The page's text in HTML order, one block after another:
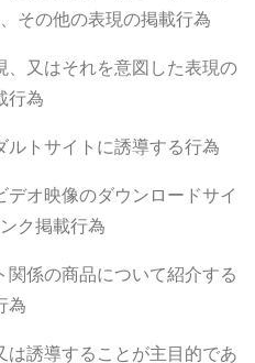
その他の表現の掲載行為
又はそれを意図した表現の
行為
ルトサイトに誘導する行為
オ映像のダウンロードサイ
ク掲載行為
係の商品について紹介する
為
誘導することが主目的であ